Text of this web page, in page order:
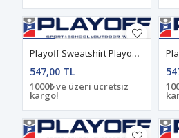
Playoff Sweatshirt Playoff Basic Beyaz
547,00 TL
1000₺ ve üzeri ücretsiz
kargo!